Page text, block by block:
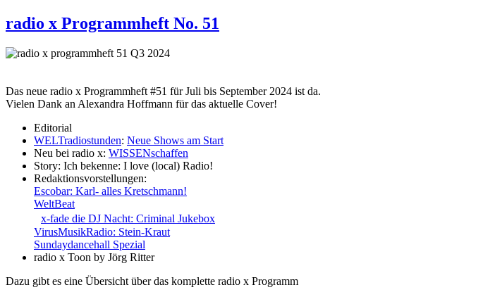
radio x Programmheft No. 51
Das neue radio x Programmheft #51 für Juli bis September 2024 ist da.
Vielen Dank an Alexandra Hoffmann für das aktuelle Cover!
Editorial
WELTradiostunden: Neue Shows am Start
Neu bei radio x: WISSENschaffen
Story: Ich bekenne: I love (local) Radio!
Redaktionsvorstellungen:
Escobar: Karl- alles Kretschmann!
WeltBeat
x-fade die DJ Nacht: Criminal Jukebox
VirusMusikRadio: Stein-Kraut
Sundaydancehall Spezial
radio x Toon by Jörg Ritter
Dazu gibt es eine Übersicht über das komplette radio x Programm